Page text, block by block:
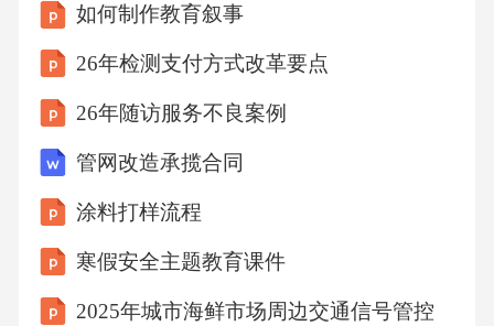
展示环保创意作品展孩子们通过绘画展示对环
保的理解和想象，描绘出美好的绿色家园。创
物品，如塑料瓶、废纸、旧布料等，创作出精
美的环保手工艺品。鼓励孩子们运用科学知
识，发明创造一些实用的环保小工具或装置。
环保小卫士评选环保小卫士证书为评选出的环
保小卫士颁发证书，以资鼓励和表彰他们的环
保行为。03根据孩子们在日常生活和学习中的
如何制作教育叙事
26年检测支付方式改革要点
26年随访服务不良案例
管网改造承揽合同
涂料打样流程
寒假安全主题教育课件
2025年城市海鲜市场周边交通信号管控